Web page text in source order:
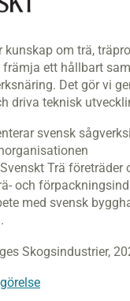
kunskap om trä,
ett hållbart
Det gör vi
driva teknisk
svensk
Trä företräder
och
med svensk
Skogsindustrier,